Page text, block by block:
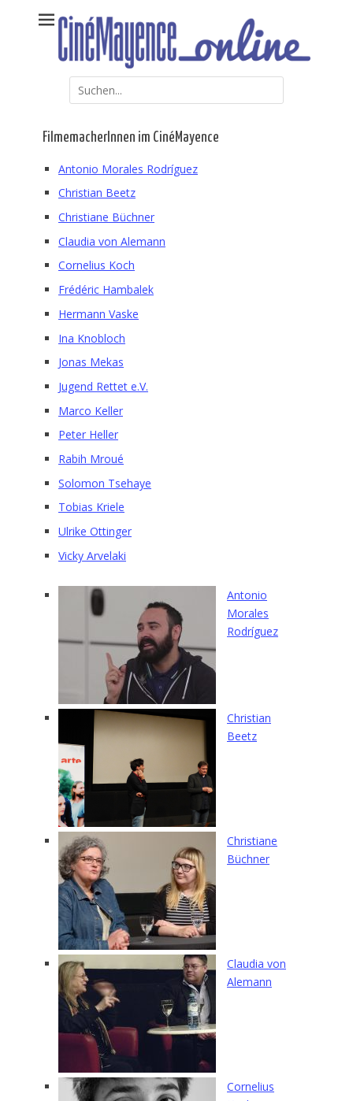
CinéMayence online
Kommunales Kino Mainz – online erweitert
Suche
nach:
FilmemacherInnen im CinéMayence
Antonio Morales Rodríguez
Christian Beetz
Christiane Büchner
Claudia von Alemann
Cornelius Koch
Frédéric Hambalek
Hermann Vaske
Ina Knobloch
Jonas Mekas
Jugend Rettet e.V.
Marco Keller
Peter Heller
Rabih Mroué
Solomon Tsehaye
Tobias Kriele
Ulrike Ottinger
Vicky Arvelaki
Antonio
Morales
Rodríguez
Christian
Beetz
Christiane
Büchner
Claudia von
Alemann
Cornelius